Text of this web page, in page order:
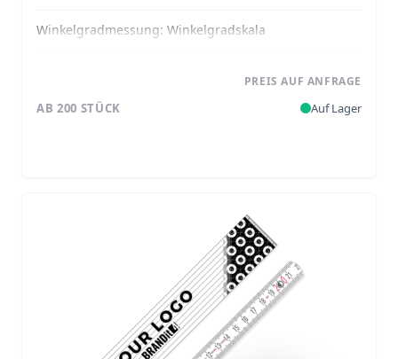
Winkelgradmessung: Winkelgradskala
PREIS AUF ANFRAGE
AB 200 STÜCK Auf Lager